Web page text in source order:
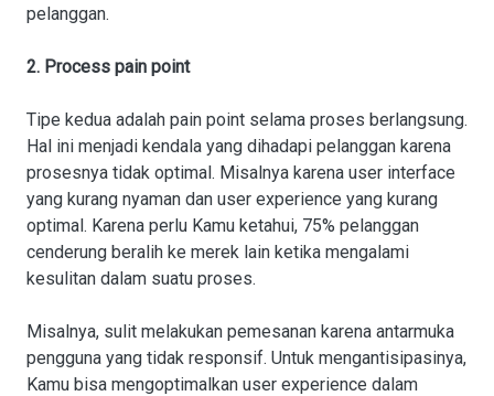
pelanggan.
2. Process pain point
Tipe kedua adalah pain point selama proses berlangsung.
Hal ini menjadi kendala yang dihadapi pelanggan karena
prosesnya tidak optimal. Misalnya karena user interface
yang kurang nyaman dan user experience yang kurang
optimal. Karena perlu Kamu ketahui, 75% pelanggan
cenderung beralih ke merek lain ketika mengalami
kesulitan dalam suatu proses.
Misalnya, sulit melakukan pemesanan karena antarmuka
pengguna yang tidak responsif. Untuk mengantisipasinya,
Kamu bisa mengoptimalkan user experience dalam